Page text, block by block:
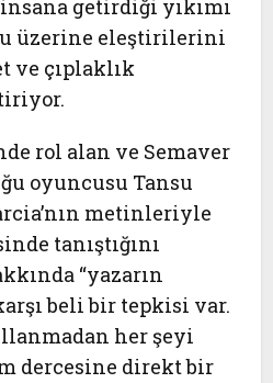
getirdiği yıkımı
üzerine eleştirilerini
ve çıplaklık
rol alan ve Semaver
oyuncusu Tansu
metinleriyle
tanıştığını
“yazarın
beli bir tepkisi var.
her şeyi
dercesine direkt bir